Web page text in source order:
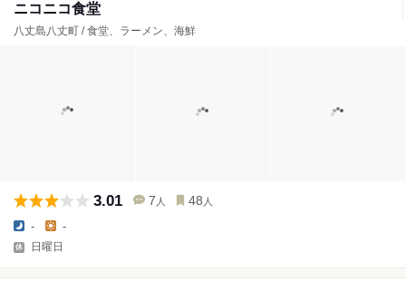
ニコニコ食堂
八丈島八丈町 / 食堂、ラーメン、海鮮
3.01 7 人 48 人
- -
日曜日